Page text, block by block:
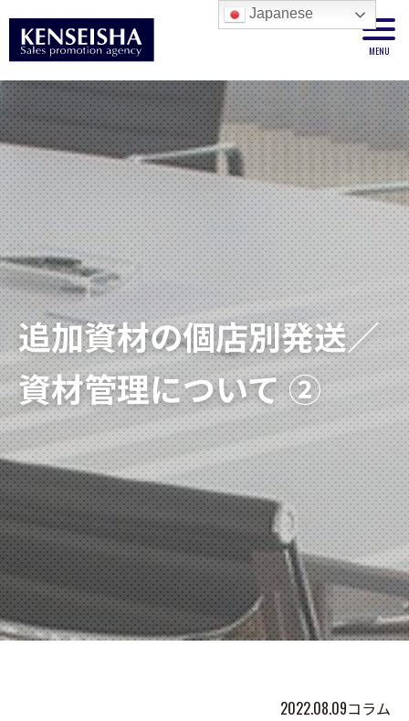
追加資材の個店別発送／
資材管理について ②
2022.08.09コラム
Japanese